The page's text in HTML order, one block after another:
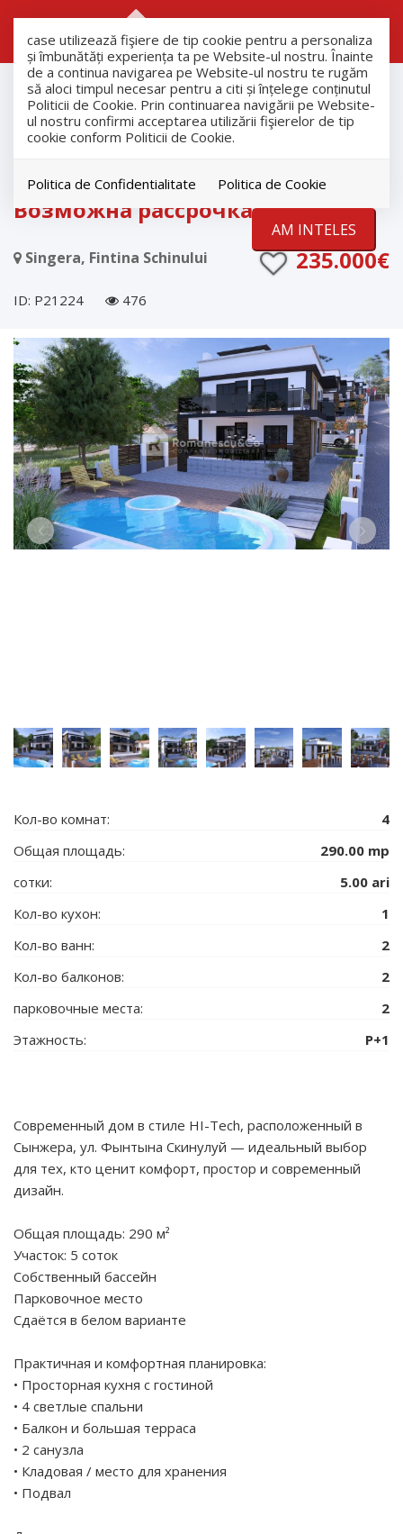
case utilizează fişiere de tip cookie pentru a personaliza
și îmbunătăți experiența ta pe Website-ul nostru. Înainte
de a continua navigarea pe Website-ul nostru te rugăm
să aloci timpul necesar pentru a citi și înțelege conținutul
Politicii de Cookie. Prin continuarea navigării pe Website-
ul nostru confirmi acceptarea utilizării fişierelor de tip
cookie conform Politicii de Cookie.
Politica de Confidentialitate Politica de Cookie
AM INTELES
продажа
Дома
Singera
TECH с бассейном в Сынжера |
Возможна рассрочка.
Singera, Fintina Schinului 235.000€
ID: P21224 476
Кол-во комнат:
4
Общая площадь:
290.00 mp
сотки:
5.00 ari
Кол-во кухон:
1
Кол-во ванн:
2
Кол-во балконов:
2
парковочные места:
2
Этажность:
P+1
Современный дом в стиле HI-Tech, расположенный в
Сынжера, ул. Фынтына Скинулуй — идеальный выбор
для тех, кто ценит комфорт, простор и современный
дизайн.
Общая площадь: 290 м²
Участок: 5 соток
Собственный бассейн
Парковочное место
Сдаётся в белом варианте
Практичная и комфортная планировка:
• Просторная кухня с гостиной
• 4 светлые спальни
• Балкон и большая терраса
• 2 санузла
• Кладовая / место для хранения
• Подвал